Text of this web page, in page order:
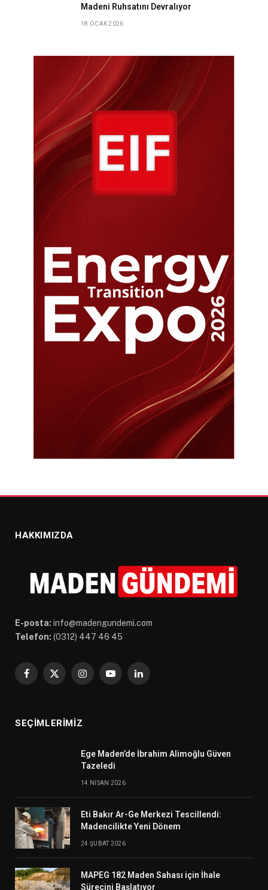
Madeni Ruhsatını Devralıyor
18 OCAK 2026
HAKKIMIZDA
E-posta: info@madengundemi.com
Telefon: (0312) 447 46 45
Facebook
X
InstagramYouTubeLinkedIn
SEÇIMLERIMIZ
Ege Maden’de İbrahim Alimoğlu Güven
Tazeledi
14 NISAN 2026
Eti Bakır Ar-Ge Merkezi Tescillendi:
Madencilikte Yeni Dönem
24 ŞUBAT 2026
MAPEG 182 Maden Sahası için İhale
Sürecini Başlatıyor